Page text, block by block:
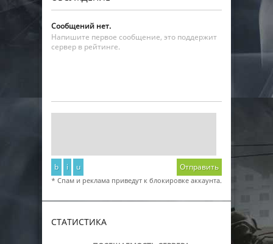
Сообщений нет.
Напишите первое сообщение, это поддержит
сервер в рейтинге.
b i u Отправить
* Спам и реклама приведут к блокировке аккаунта.
СТАТИСТИКА